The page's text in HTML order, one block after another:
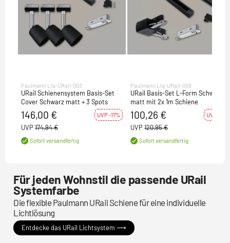
Paulmann L1a-URail-003
URail Schienensystem Basis-Set
Cover Schwarz matt + 3 Spots
146,00 € UVP -17%
UVP 174,94 €
Sofort versandfertig
Paulmann L1a-URail-009
URail Basis-Set L-Form Schwarz
matt mit 2x 1m Schiene
100,26 € UVP -17%
UVP 120,95 €
Sofort versandfertig
Für jeden Wohnstil die passende URail
Systemfarbe
Die flexible Paulmann URail Schiene für eine individuelle
Lichtlösung
Entdecke das URail Lichtsystem ⟶